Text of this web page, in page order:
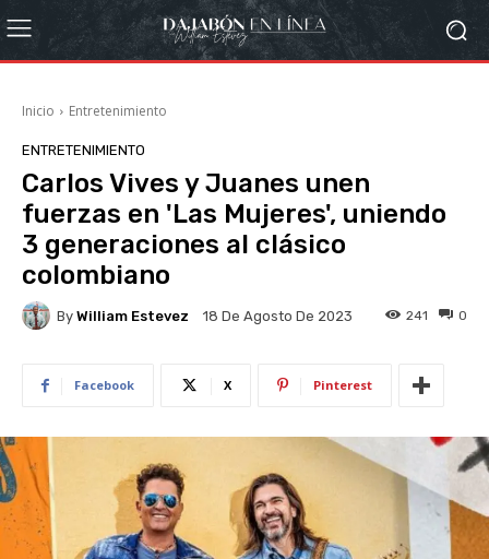
Inicio Entretenimiento
ENTRETENIMIENTO
Carlos Vives y Juanes unen
fuerzas en 'Las Mujeres', uniendo
3 generaciones al clásico
colombiano
By William Estevez 18 De Agosto De 2023 0
241
Facebook X Pinterest